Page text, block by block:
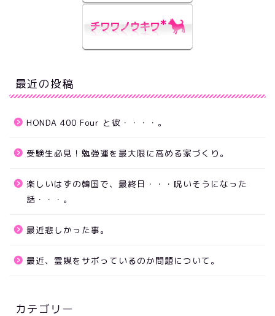
最近の投稿
HONDA 400 Four と彼・・・・。
受験生必見！勉強運を最大限に高める家づくり。
楽しいはずの韓国で、最終日・・・呪いそうになった
話・・・。
最近悲しかった事。
最近、霊媒をサボっているのか問題について。
カテゴリー